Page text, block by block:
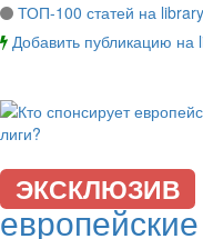
ТОП-100 статей на
Добавить публикацию на
ЭКСКЛЮЗИВ